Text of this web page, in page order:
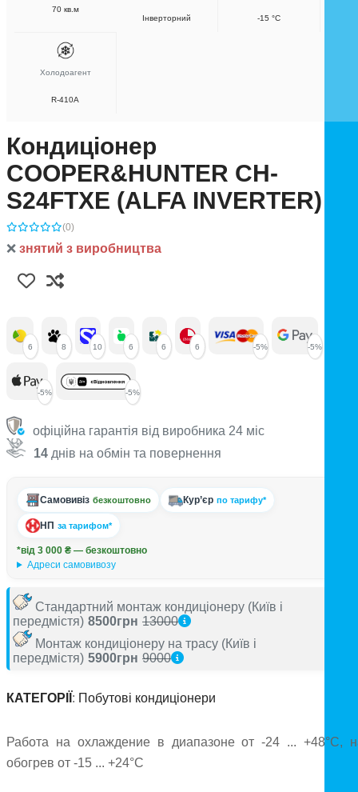
70 кв.м
Інверторний -15 °C
Холодоагент
R-410A
Кондиціонер
COOPER&HUNTER CH-
S24FTXE (ALFA INVERTER)
(0)
❌ знятий з виробництва
6 8 10 6 6 6 -5% -5%
-5% -5%
офіційна гарантія від виробника 24 міс
14 днів на обмін та повернення
Самовивіз безкоштовно Кур’єр по тарифу*
НП за тарифом*
*від 3 000 ₴ — безкоштовно
Адреси самовивозу
Стандартний монтаж кондиціонеру (Київ і
передмістя) 8500грн 13000
Монтаж кондиціонеру на трасу (Київ і
передмістя) 5900грн 9000
КАТЕГОРІЇ : Побутові кондиціонери
Работа на охлаждение в диапазоне от -24 ... +48°C,
обогрев от -15 ... +24°C